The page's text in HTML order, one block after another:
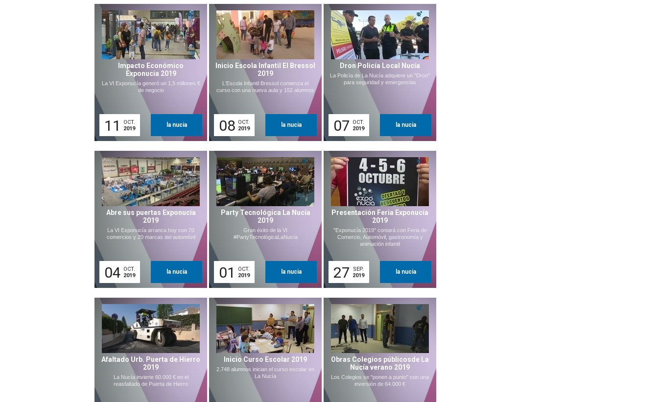
Impacto Económico
Exponucia 2019
La VI Exponucía generó un 1,5 millones €
de negocio
11
OCT.
2019
la nucia
Inicio Escola Infantil El Bressol
2019
L'Escola Infantil Bressol comienza el
curso con una nueva aula y 152 alumnos
08 OCT.
2019
la nucia
Dron Policía Local Nucía
La Policía de La Nucía adquiere un "Dron"
para seguridad y emergencias
07
OCT.
2019
la nucia
Abre sus puertas Exponucía
2019
La VI Exponucía arranca hoy con 70
comercios y 20 marcas del automóvil
04 OCT.
2019
la nucia
Party Tecnológica La Nucía
2019
Gran éxito de la VI
#PartyTecnológicaLaNucía
01
OCT.
2019
la nucia
Presentación Feria Exponucía
2019
"Exponucía 2019" contará con Feria de
Comercio, Automóvil, gastronomía y
animación infantil
27
SEP.
2019
la nucia
Afaltado Urb. Puerta de Hierro
2019
La Nucía invierte 60.000 € en el
reasfaltado de Puerta de Hierro
Inicio Curso Escolar 2019
2.748 alumnos inician el curso escolar en
La Nucía
Obras Colegios públicosde La
Nucía verano 2019
Los Colegios se "ponen a punto" con una
inversión de 64.000 €